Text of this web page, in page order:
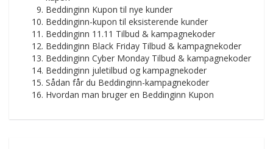
Beddinginn Kupon til nye kunder
Beddinginn-kupon til eksisterende kunder
Beddinginn 11.11 Tilbud & kampagnekoder
Beddinginn Black Friday Tilbud & kampagnekoder
Beddinginn Cyber Monday Tilbud & kampagnekoder
Beddinginn juletilbud og kampagnekoder
Sådan får du Beddinginn-kampagnekoder
Hvordan man bruger en Beddinginn Kupon